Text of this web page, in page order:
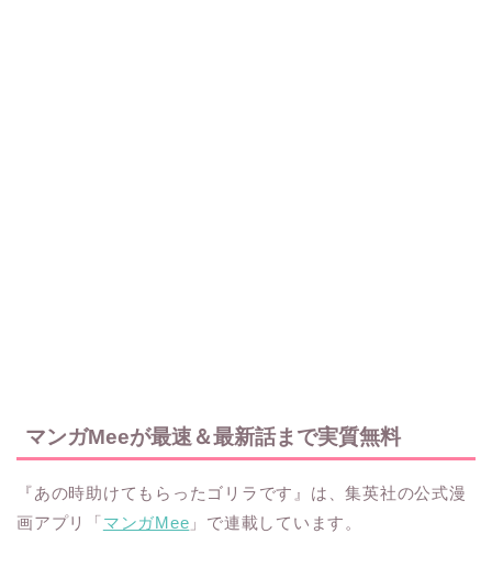
マンガMeeが最速＆最新話まで実質無料
『あの時助けてもらったゴリラです』は、集英社の公式漫
画アプリ「マンガMee 」で連載しています。